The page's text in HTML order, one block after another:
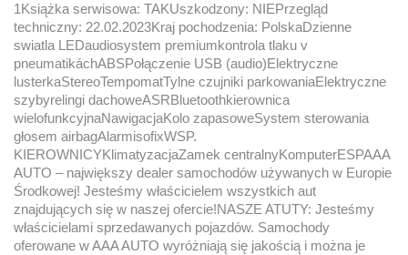
1Książka serwisowa: TAKUszkodzony: NIEPrzegląd
techniczny: 22.02.2023Kraj pochodzenia: PolskaDzienne
swiatla LEDaudiosystem premiumkontrola tlaku v
pneumatikáchABSPołączenie USB (audio)Elektryczne
lusterkaStereoTempomatTylne czujniki parkowaniaElektryczne
szybyrelingi dachoweASRBluetoothkierownica
wielofunkcyjnaNawigacjaKolo zapasoweSystem sterowania
głosem airbagAlarmisofixWSP.
KIEROWNICYKlimatyzacjaZamek centralnyKomputerESPAAA
AUTO – największy dealer samochodów używanych w Europie
Środkowej! Jesteśmy właścicielem wszystkich aut
znajdujących się w naszej ofercie!NASZE ATUTY: Jesteśmy
właścicielami sprzedawanych pojazdów. Samochody
oferowane w AAA AUTO wyróżniają się jakością i można je